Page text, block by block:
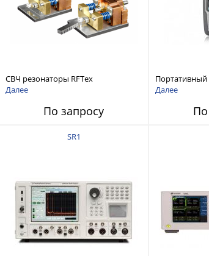
СВЧ резонаторы RFTex
RCR1700 для тонких листов
Далее
По запросу
анализатор
до 26,5 ГГц
Далее
По
SR1